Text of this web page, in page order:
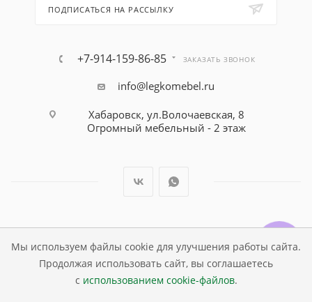
Мы используем файлы cookie для улучшения работы сайта.
Продолжая использовать сайт, вы соглашаетесь
с использованием cookie-файлов.
ПОДПИСАТЬСЯ НА РАССЫЛКУ
+7-914-159-86-85 ЗАКАЗАТЬ ЗВОНОК
info@legkomebel.ru
Хабаровск, ул.Волочаевская, 8
Огромный мебельный - 2 этаж